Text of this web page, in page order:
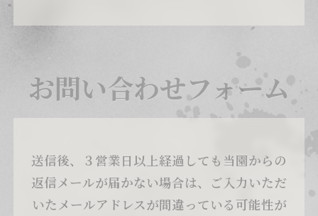
お問い合わせフォーム
送信後、３営業日以上経過しても当園からの
返信メールが届かない場合は、ご入力いただ
いたメールアドレスが間違っている可能性が